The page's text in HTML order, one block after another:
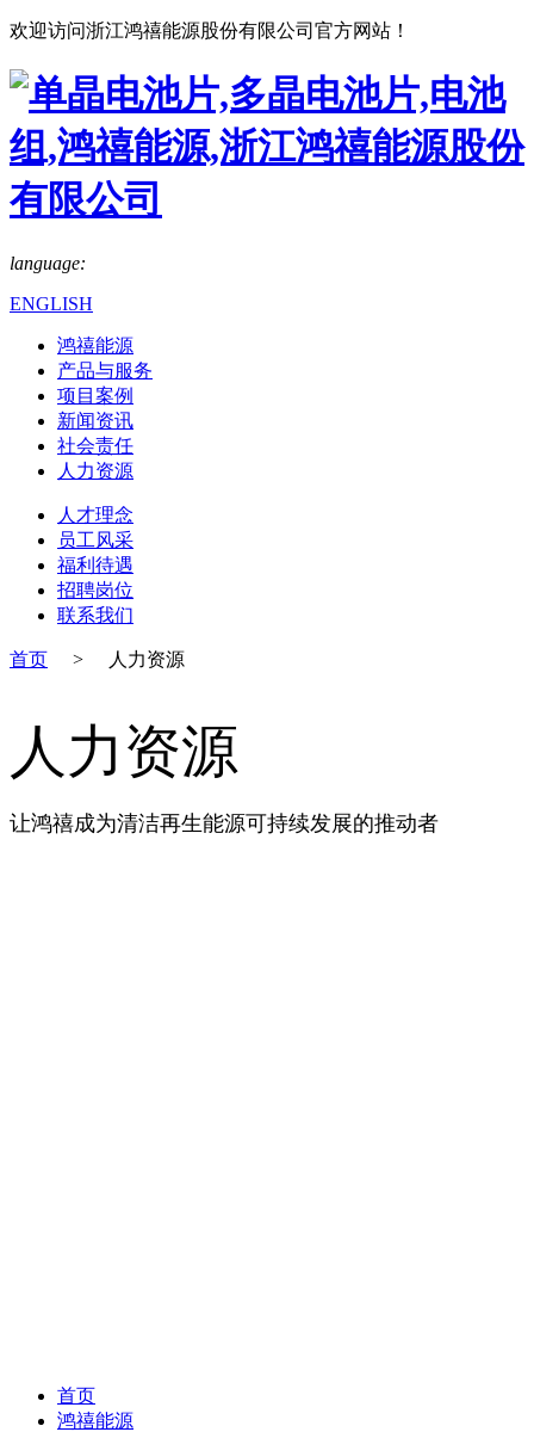
欢迎访问浙江鸿禧能源股份有限公司官方网站！
language:
ENGLISH
鸿禧能源
产品与服务
项目案例
新闻资讯
社会责任
人力资源
人才理念
员工风采
福利待遇
招聘岗位
联系我们
首页 > 人力资源
人力资源
让鸿禧成为清洁再生能源可持续发展的推动者
首页
鸿禧能源